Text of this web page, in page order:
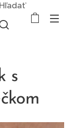
Hľadať
s